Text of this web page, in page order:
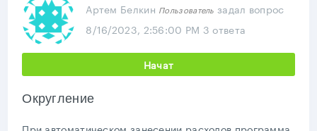
Артем Белкин Пользователь задал вопрос
8/16/2023, 2:56:00 PM 3 ответа
Начат
Округление